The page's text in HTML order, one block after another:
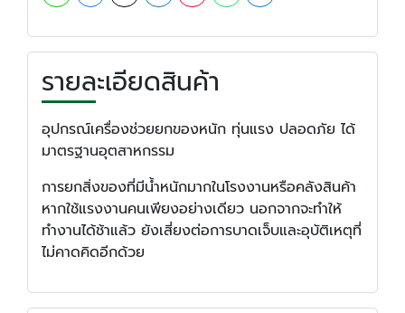
รายละเอียดสินค้า
อุปกรณ์เครื่องช่วยยกของหนัก ทุ่นแรง ปลอดภัย ได้
มาตรฐานอุตสาหกรรม
การยกสิ่งของที่มีน้ำหนักมากในโรงงานหรือคลังสินค้า
หากใช้แรงงานคนเพียงอย่างเดียว นอกจากจะทำให้
ทำงานได้ช้าแล้ว ยังเสี่ยงต่อการบาดเจ็บและอุบัติเหตุที่
ไม่คาดคิดอีกด้วย